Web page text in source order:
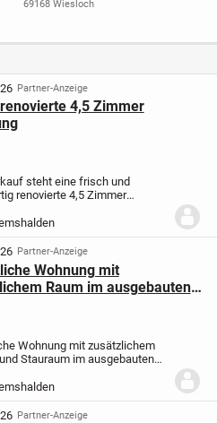
38m² mit Balkon und
von Wiesloch
69168 Wiesloch
Partner-Anzeige
4,5 Zimmer
steht eine frisch und
renovierte 4,5 Zimmer
Zur Wohnung gehört
Westen ausgerichteter Balkon
und tollem...
Partner-Anzeige
Wohnung mit
Raum im ausgebauten
Wohnung mit zusätzlichem
Stauraum im ausgebauten
Diese gepflegte und helle 2,5-
mit
in den...
Partner-Anzeige